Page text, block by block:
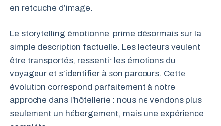
en retouche d’image.
Le storytelling émotionnel prime désormais sur la
simple description factuelle. Les lecteurs veulent
être transportés, ressentir les émotions du
voyageur et s’identifier à son parcours. Cette
évolution correspond parfaitement à notre
approche dans l’hôtellerie : nous ne vendons plus
seulement un hébergement, mais une expérience